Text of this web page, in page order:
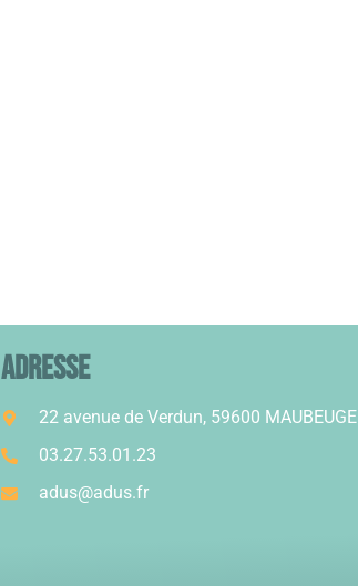
ADRESSE
22 avenue de Verdun, 59600 MAUBEUGE
03.27.53.01.23
adus@adus.fr